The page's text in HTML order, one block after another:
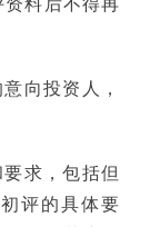
向投资人，
求，包括但
评的具体要